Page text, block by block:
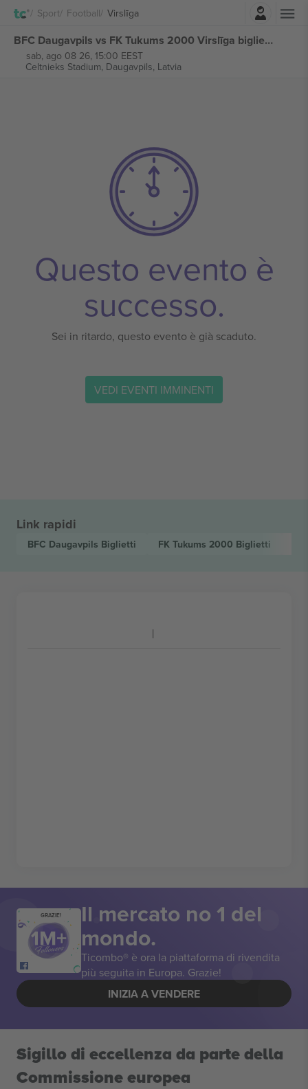
Sport Football Virslīga
BFC Daugavpils vs FK Tukums 2000 Virslīga biglietti
sab, ago 08 26, 15:00 EEST
Celtnieks Stadium, Daugavpils, Latvia
Questo evento è
successo.
Sei in ritardo, questo evento è già scaduto.
VEDI EVENTI IMMINENTI
Link rapidi
BFC Daugavpils Biglietti FK Tukums 2000 Biglietti
GRAZIE! Il mercato no 1 del
mondo.
Ticombo® è ora la piattaforma di rivendita
più seguita in Europa. Grazie!
INIZIA A VENDERE
Sigillo di eccellenza da parte della
Commissione europea